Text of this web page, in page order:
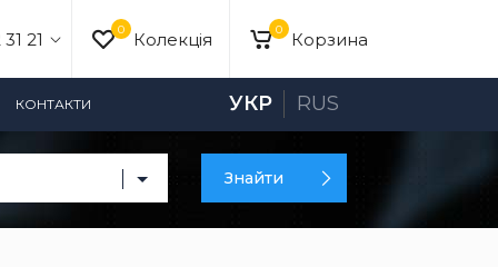
0 Корзина
21 0 Колекція
КОНТАКТИ УКР RUS
Знайти